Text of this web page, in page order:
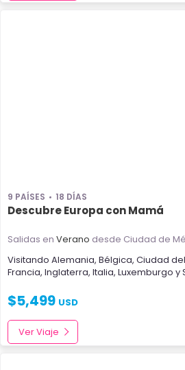
9 PAÍSES 18 DÍAS
Descubre Europa con Mamá
Salidas en Verano desde Ciudad de
Visitando Alemania, Bélgica, Ciudad
Francia, Inglaterra, Italia, Luxemburgo y
$5,499 USD
Ver Viaje